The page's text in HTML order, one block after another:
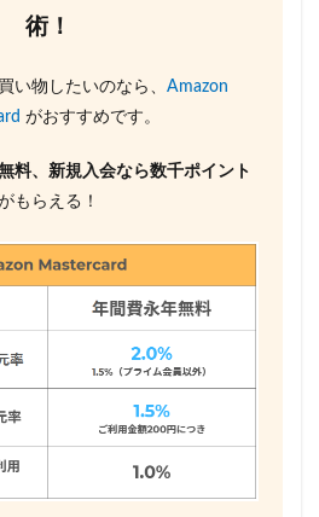
術！
い物したいのなら、 Amazon
がおすすめです。
料、新規入会なら数千ポイント
もらえる！